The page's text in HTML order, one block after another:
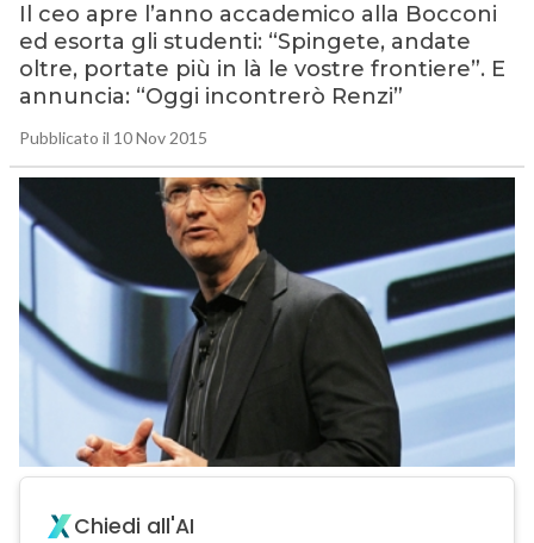
Il ceo apre l’anno accademico alla Bocconi
ed esorta gli studenti: “Spingete, andate
oltre, portate più in là le vostre frontiere”. E
annuncia: “Oggi incontrerò Renzi”
Pubblicato il 10 Nov 2015
Chiedi all'AI